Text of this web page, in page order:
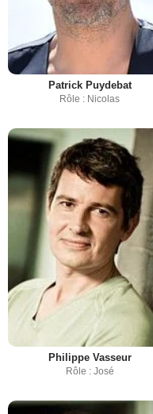
Patrick Puydebat
Rôle : Nicolas
Philippe Vasseur
Rôle : José